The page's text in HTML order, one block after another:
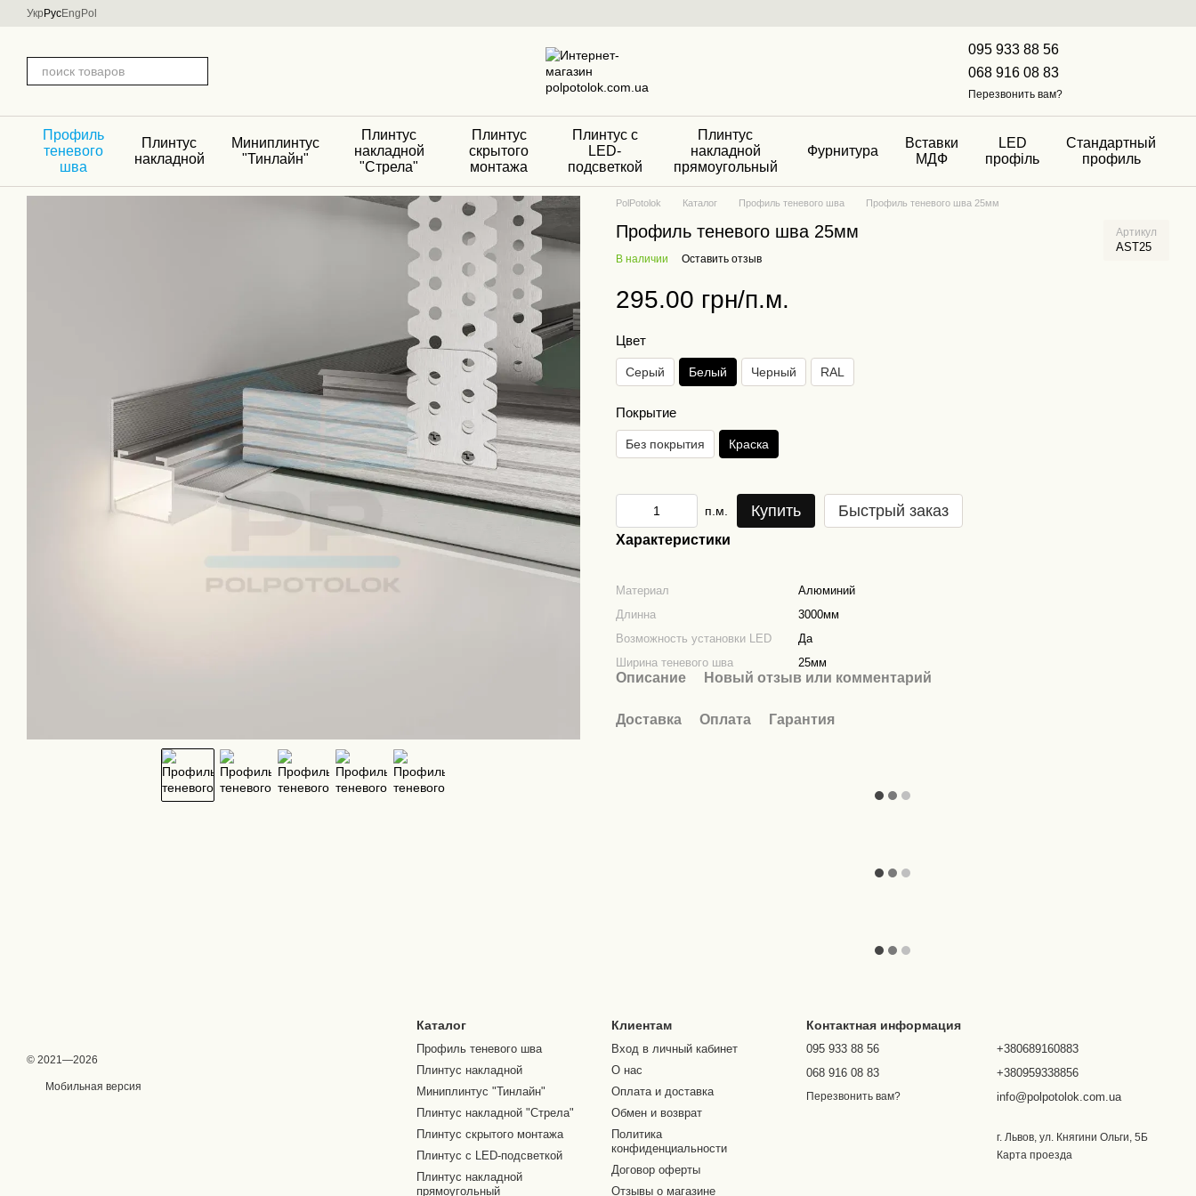
Перейти к основному контенту
Укр РусEng Pol
095 933 88 56
068 916 08 83
Перезвонить вам?
Профиль
теневого
шва
Плинтус
накладной
Миниплинтус
"Тинлайн"
Плинтус
накладной
"Стрела"
Плинтус
скрытого
монтажа
Плинтус с
LED-
подсветкой
Плинтус
накладной
прямоугольный
Фурнитура
Вставки
МДФ
LED
профіль
Стандартный
профиль
PolPotolok Каталог Профиль теневого шва Профиль теневого шва 25мм
Профиль теневого шва 25мм Артикул
AST25
В наличии Оставить отзыв
295.00 грн/п.м.
Цвет
Серый Белый Черный RAL
Покрытие
Без покрытия Краска
п.м. Купить Быстрый заказ
Характеристики
Материал
Алюминий
Длинна
3000мм
Возможность установки LED
Да
Ширина теневого шва
25мм
Описание Новый отзыв или комментарий
Доставка Оплата Гарантия
© 2021—2026
Мобильная версия
Каталог
Профиль теневого шва
Плинтус накладной
Миниплинтус "Тинлайн"
Плинтус накладной "Стрела"
Плинтус скрытого монтажа
Плинтус с LED-подсветкой
Плинтус накладной
прямоугольный
Клиентам
Вход в личный кабинет
О нас
Оплата и доставка
Обмен и возврат
Политика
конфиденциальности
Договор оферты
Отзывы о магазине
Контактная информация
095 933 88 56
068 916 08 83
Перезвонить вам?
+380689160883
+380959338856
info@polpotolok.com.ua
г. Львов, ул. Княгини Ольги, 5Б
Карта проезда